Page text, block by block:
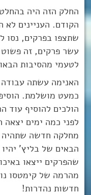
החלק הזה היה
הקודם. העניינים לא
שתצפו בפרקים, נסו
עשר פרקים, זה פשוט
לטעמי מהסיבות
האנימה עשתה
כמעט מושלמת.
הולכים להוסיף עוד
לפני כמה ימים
מחלקה חדשה שתהיה
הבאים של בליץ’
שהפרקים ייצאו
מהרמה של קימטסו נו
חדשות נהדרות!